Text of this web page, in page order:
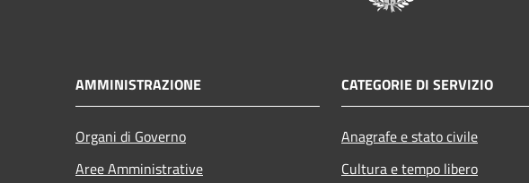
AMMINISTRAZIONE
Organi di Governo
Aree Amministrative
CATEGORIE DI SERVIZIO
Anagrafe e stato civile
Cultura e tempo libero